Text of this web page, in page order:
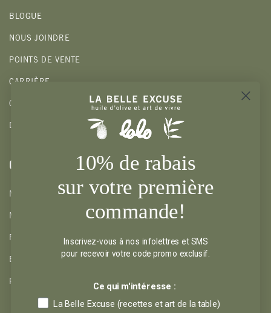
BLOGUE
NOUS JOINDRE
POINTS DE VENTE
CARRIÈRE
CADEAUX CORPORATIFS
DEVENIR DÉTAILLANT
CLIENTS
MON COMPTE
MES COUPS DE COEUR
RETOURS ET REMBOURSEMENTS
EXPÉDITIONS ET CUEILLETTES
POLITIQUE DE CONFIDENTIALITÉ
10% de rabais
sur votre première
commande!
Inscrivez-vous à nos infolettres et SMS
pour recevoir votre code promo exclusif.
Ce qui m'intéresse :
La Belle Excuse (recettes et art de la table)